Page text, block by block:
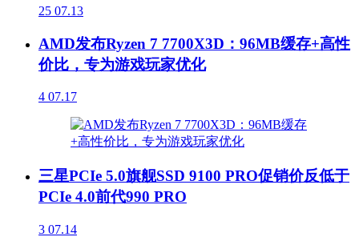
25 07.13
AMD发布Ryzen 7 7700X3D：96MB缓存+高性
价比，专为游戏玩家优化
4 07.17
三星PCIe 5.0旗舰SSD 9100 PRO促销价反低于
PCIe 4.0前代990 PRO
3 07.14